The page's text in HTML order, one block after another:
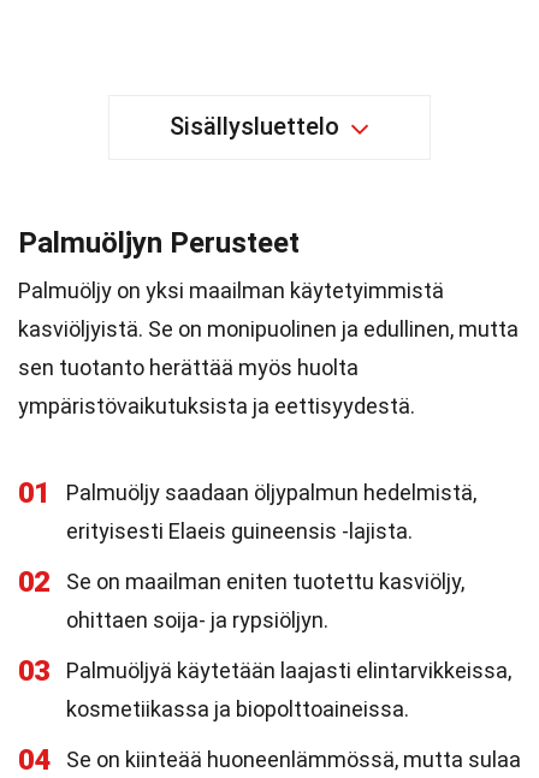
Sisällysluettelo
Palmuöljyn Perusteet
Palmuöljy on yksi maailman käytetyimmistä
kasviöljyistä. Se on monipuolinen ja edullinen, mutta
sen tuotanto herättää myös huolta
ympäristövaikutuksista ja eettisyydestä.
01
Palmuöljy saadaan öljypalmun hedelmistä,
erityisesti Elaeis guineensis -lajista.
02
Se on maailman eniten tuotettu kasviöljy,
ohittaen soija- ja rypsiöljyn.
03
Palmuöljyä käytetään laajasti elintarvikkeissa,
kosmetiikassa ja biopolttoaineissa.
04
Se on kiinteää huoneenlämmössä, mutta sulaa